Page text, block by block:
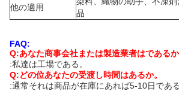
他の適用
品
FAQ:
Q:あなた商事会社または製造業者はであるか
:私達は工場である。
Q:どの位あなたの受渡し時間はあるか。
:通常それは商品が在庫にあれば5-10日であ